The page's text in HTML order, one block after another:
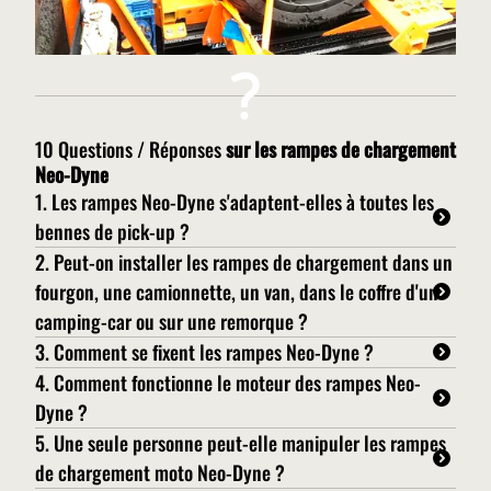
10 Questions / Réponsessur les rampes de chargement
Neo-Dyne
1. Les rampes Neo-Dyne s'adaptent-elles à toutes les
bennes de pick-up ?
Neo-Dyne propose des rampes de chargement avec
treuil pour tous les pick-up qu'il s'agisse de modèles
américains ou européens avec simple ou double
cabines (Bennes courtes et bennes longues). Il est
également possible de réaliser une rampe sur mesure à
vos dimensions exactes. Neo-Dyne propose également
une exclusivité mondiale avec une rampe pliable (AUN
150) qui vous permet de fermer votre benne après
2. Peut-on installer les rampes de chargement dans un
fourgon, une camionnette, un van, dans le coffre d'un
camping-car ou sur une remorque ?
Les rampes de chargement Neo-Dyne avec treuil
peuvent s'installer à l'arrière de fourgons,
camionnettes, vans, dans le coffre d'un grand camping-
car en position transversale et même sur des
remorques tout en bénéficiant des mêmes avantages
3. Comment se fixent les rampes Neo-Dyne ?
Les rampes de chargement Neo-Dyne avec treuil pour
pick-up se fixent directement sur les différentes points
d'ancrage présents dans les bennes ou les engins
utilitaires grâce au kit de fixation sans perçage AC-012.
4. Comment fonctionne le moteur des rampes Neo-
Dyne ?
Les rampes moto Neo-Dyne avec treuil pour pick-up
sont équipées d'un moteur électrique puissant qui est
5. Une seule personne peut-elle manipuler les rampes
de chargement moto Neo-Dyne ?